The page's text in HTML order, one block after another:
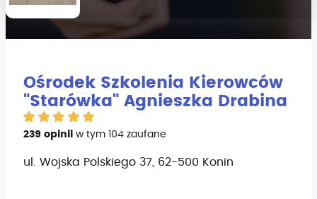
Ośrodek Szkolenia Kierowców
"Starówka" Agnieszka Drabina
239 opinii w tym 104 zaufane
ul. Wojska Polskiego 37, 62-500 Konin